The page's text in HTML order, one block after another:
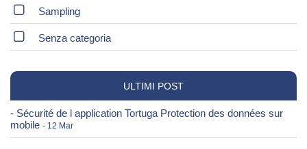
Sampling
Senza categoria
ULTIMI POST
- Sécurité de l application Tortuga Protection des données sur
mobile - 12 Mar